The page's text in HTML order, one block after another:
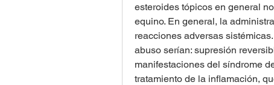
esteroides tópicos en general
equino. En general, la
reacciones adversas
abuso serían: supresión
manifestaciones del síndrome
tratamiento de la inflamación,